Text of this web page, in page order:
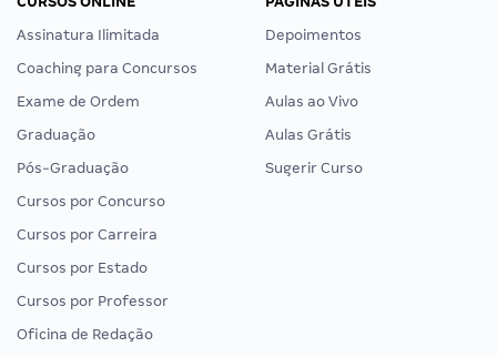
Assinatura Ilimitada
Coaching para Concursos
Exame de Ordem
Graduação
Pós-Graduação
Cursos por Concurso
Cursos por Carreira
Cursos por Estado
Cursos por Professor
Oficina de Redação
Depoimentos
Material Grátis
Aulas ao Vivo
Aulas Grátis
Sugerir Curso